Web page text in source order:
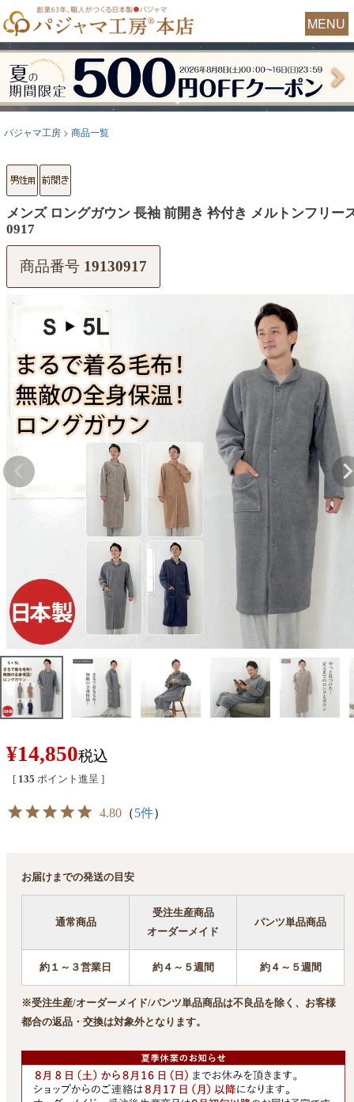
MENU
パジャマ工房 商品一覧
メンズ ロングガウン 長袖 前開き 衿付き メルトンフリー
0917
商品番号 19130917
¥14,850税込
[ 135 ポイント進呈 ]
4.80 （5件）
お届けまでの発送の目安
通常商品
受注生産商品
オーダーメイド
パンツ単品商品
約１～３営業日 約４～５週間 約４～５週間
※受注生産/オーダーメイド/パンツ単品商品は不良品を除く、お客様
都合の返品・交換は対象外となります。